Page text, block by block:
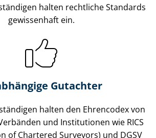
halten rechtliche Standards
gewissenhaft ein.
Gutachter
halten den Ehrencodex von
und Institutionen wie RICS
of Chartered Surveyors) und DGSV